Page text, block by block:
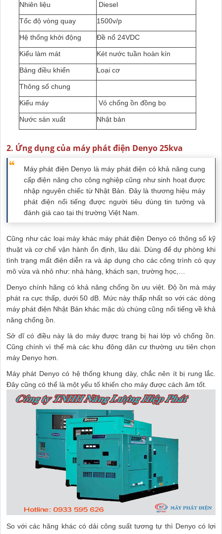
Nhiên liệu Diesel
Tốc độ vòng quay 1500v/p
Hệ thống khởi động Đề nổ 24VDC
Kiểu làm mát Két nước tuần hoàn kín
Bảng điều khiển Loại cơ
Thông số chung
Kiểu máy Vỏ chống ồn đồng bọ
Nước sản xuất Nhật bản
2. Ứng dụng của máy phát điện Denyo 25kva
Máy phát điện Denyo là máy phát điện có khả năng cung
cấp điện năng cho công nghiệp cũng như sinh hoạt được
nhập nguyên chiếc từ Nhật Bản. Đây là thương hiệu máy
phát điện nổi tiếng được người tiêu dùng tin tưởng và
đánh giá cao tại thị trường Việt Nam.
Cũng như các loại máy khác máy phát điện Denyo có thông số kỹ
thuật và cơ chế vận hành ổn định, lâu dài. Dùng để dự phòng khi
tình trạng mất điện diễn ra và áp dụng cho các công trình có quy
mô vừa và nhỏ như: nhà hàng, khách sạn, trường học,…
Denyo chính hãng có khả năng chống ồn ưu việt. Độ ồn mà máy
phát ra cực thấp, dưới 50 dB. Mức này thấp nhất so với các dòng
máy phát điện Nhật Bản khác mặc dù chúng cũng nổi tiếng về khả
năng chống ồn.
Sở dĩ có điều này là do máy được trang bị hai lớp vỏ chống ồn.
Cũng chính vì thế mà các khu đông dân cư thường ưu tiên chọn
máy Denyo hơn.
Máy phát Denyo có hệ thống khung dày, chắc nên ít bị rung lắc.
Đây cũng có thể là một yếu tố khiến cho máy được cách âm tốt.
So với các hãng khác có dải công suất tương tự thì Denyo có lợi